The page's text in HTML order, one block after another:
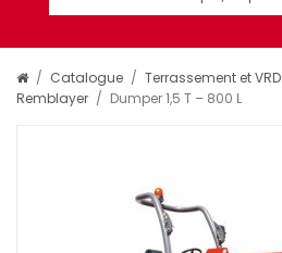
/ Catalogue / Terrassement et VRD
Remblayer / Dumper 1,5 T – 800 L